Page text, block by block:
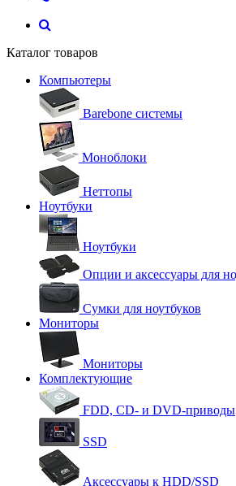
Каталог товаров
Компьютеры
Barebone системы
Моноблоки
Неттопы
Ноутбуки
Ноутбуки
Опции и аксессуары для
Сумки для ноутбуков
Мониторы
Мониторы
Комплектующие
FDD, CD- и DVD-приводы
SSD
Аксессуары к HDD/SSD